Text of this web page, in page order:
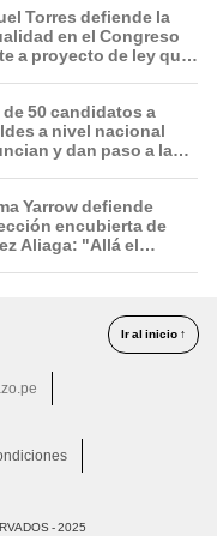
Torres defiende la
en el Congreso
a proyecto de ley que
de 50 candidatos a
a nivel nacional
y dan paso a la
Yarrow defiende
encubierta de
Aliaga: "Allá el
Ir al inicio ↑
- 2025